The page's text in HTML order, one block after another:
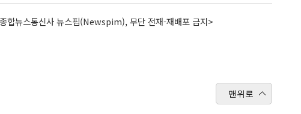
합뉴스통신사 뉴스핌(Newspim), 무단 전재-재배포 금지>
맨위로